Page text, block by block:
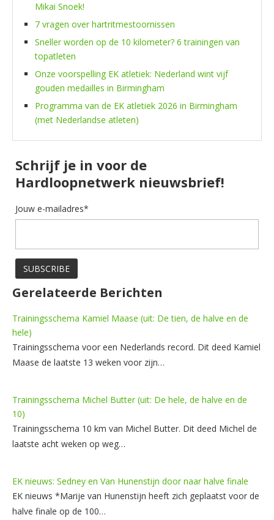
Mikai Snoek!
7 vragen over hartritmestoornissen
Sneller worden op de 10 kilometer? 6 trainingen van
topatleten
Onze voorspelling EK atletiek: Nederland wint vijf
gouden medailles in Birmingham
Programma van de EK atletiek 2026 in Birmingham
(met Nederlandse atleten)
Schrijf je in voor de
Hardloopnetwerk nieuwsbrief!
Jouw e-mailadres*
Gerelateerde Berichten
Trainingsschema Kamiel Maase (uit: De tien, de halve en de
hele)
Trainingsschema voor een Nederlands record. Dit deed Kamiel
Maase de laatste 13 weken voor zijn…
Trainingsschema Michel Butter (uit: De hele, de halve en de
10)
Trainingsschema 10 km van Michel Butter. Dit deed Michel de
laatste acht weken op weg…
EK nieuws: Sedney en Van Hunenstijn door naar halve finale
EK nieuws *Marije van Hunenstijn heeft zich geplaatst voor de
halve finale op de 100…